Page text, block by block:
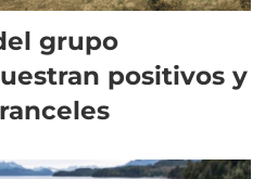
grupo
positivos y